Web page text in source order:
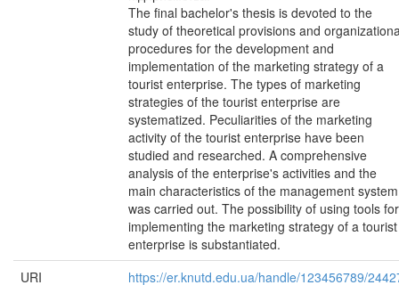
The final bachelor's thesis is devoted to the
study of theoretical provisions and
procedures for the development and
implementation of the marketing strategy of a
tourist enterprise. The types of marketing
strategies of the tourist enterprise are
systematized. Peculiarities of the marketing
activity of the tourist enterprise have been
studied and researched. A comprehensive
analysis of the enterprise's activities and the
main characteristics of the management system
was carried out. The possibility of using tools for
implementing the marketing strategy of a tourist
enterprise is substantiated.
URI
https://er.knutd.edu.ua/handle/123456789/